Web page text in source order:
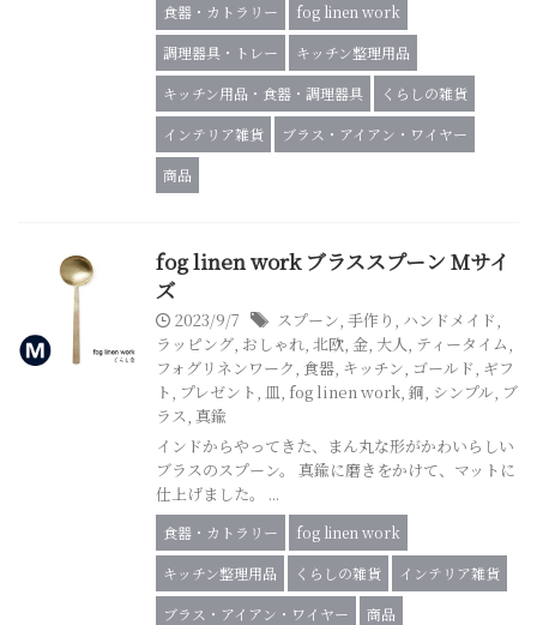
食器・カトラリー
fog linen work
調理器具・トレー
キッチン整理用品
キッチン用品・食器・調理器具
くらしの雑貨
インテリア雑貨
ブラス・アイアン・ワイヤー
商品
fog linen work ブラススプーン Mサイ
ズ
2023/9/7 スプーン, 手作り , ハンドメイド,
ラッピング, おしゃれ, 北欧, 金, 大人, ティータイム,
フォグリネンワーク, 食器, キッチン, ゴールド, ギフ
ト, プレゼント, 皿, fog linen work, 銅, シンプル, ブ
ラス, 真鍮
インドからやってきた、まん丸な形がかわいらしい
ブラスのスプーン。 真鍮に磨きをかけて、マットに
仕上げました。 ...
食器・カトラリー
fog linen work
キッチン整理用品
くらしの雑貨
インテリア雑貨
ブラス・アイアン・ワイヤー
商品